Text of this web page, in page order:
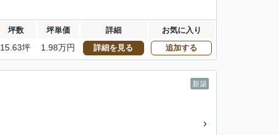
坪数 坪単価 詳細 お気に入り
15.63坪 1.98万円 詳細を見る 追加する
新築